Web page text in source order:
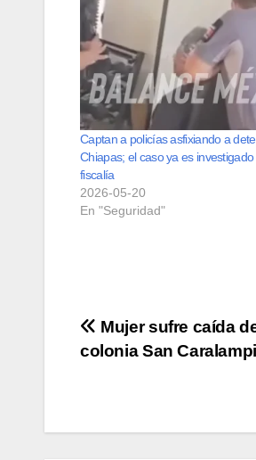
Captan a policías asfixiando a
Chiapas; el caso ya es investigado
fiscalía
2026-05-20
En "Seguridad"
Navegación
Mujer sufre caída
colonia San